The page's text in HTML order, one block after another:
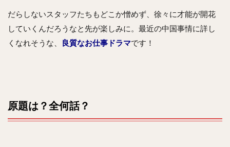
だらしないスタッフたちもどこか憎めず、徐々に才能が開花
していくんだろうなと先が楽しみに。最近の中国事情に詳し
くなれそうな、
良質なお仕事ドラマです！
原題は？全何話？